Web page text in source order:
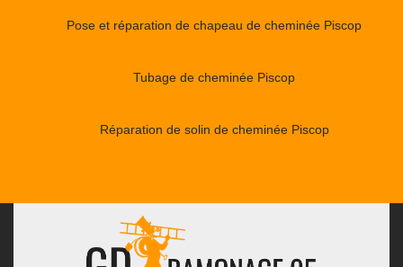
Pose et réparation de chapeau de cheminée Piscop
Tubage de cheminée Piscop
Réparation de solin de cheminée Piscop